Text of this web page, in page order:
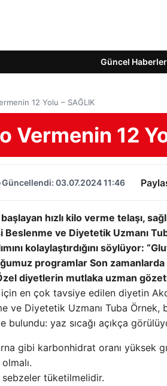
Güncel Haberler
12 Yolu – SAĞLIK
Vermenin 12
Güncellendi: 03.07.2024 11:46
hızlı kilo verme telaşı,
Beslenme ve Diyetetik Uzmanı
kolaylaştırdığını söylüyor:
programlar Son
diyetlerin mutlaka uzman
en çok tavsiye edilen diyetin
ve Diyetetik Uzmanı Tuba
bulundu: yaz sıcağı açıkça
gibi karbonhidrat oranı yüksek
tüketilmelidir.